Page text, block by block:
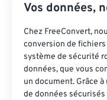
Vos données,
Chez FreeConvert,
conversion de
système de sécurité
données, que vous
un document. Grâce
de données